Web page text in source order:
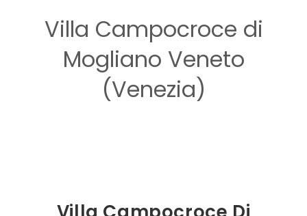
Villa Campocroce di
Mogliano Veneto
(Venezia)